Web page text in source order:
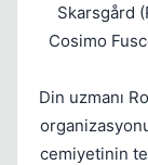
Skarsgård
Cosimo
Din uzmanı
cemiyetinin